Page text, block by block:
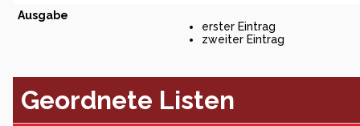
Ausgabe
erster Eintrag
zweiter Eintrag
Geordnete Listen